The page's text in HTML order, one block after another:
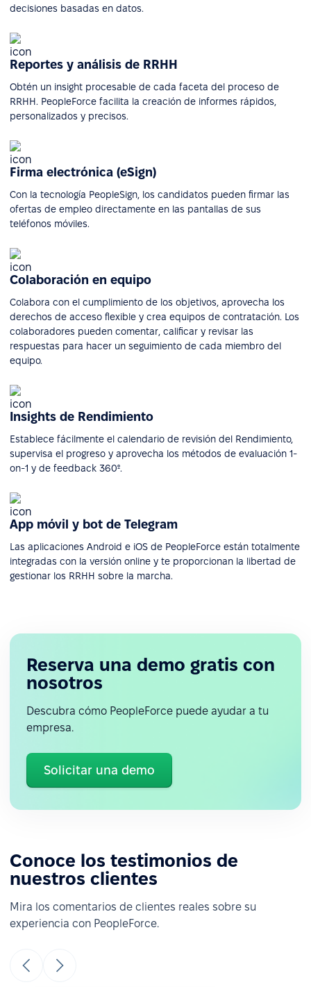
decisiones basadas en datos.
Reportes y análisis de RRHH
Obtén un insight procesable de cada faceta del proceso de
RRHH. PeopleForce facilita la creación de informes rápidos,
personalizados y precisos.
Firma electrónica (eSign)
Con la tecnología PeopleSign, los candidatos pueden firmar las
ofertas de empleo directamente en las pantallas de sus
teléfonos móviles.
Colaboración en equipo
Colabora con el cumplimiento de los objetivos, aprovecha los
derechos de acceso flexible y crea equipos de contratación. Los
colaboradores pueden comentar, calificar y revisar las
respuestas para hacer un seguimiento de cada miembro del
equipo.
Insights de Rendimiento
Establece fácilmente el calendario de revisión del Rendimiento,
supervisa el progreso y aprovecha los métodos de evaluación 1-
on-1 y de feedback 360º.
App móvil y bot de Telegram
Las aplicaciones Android e iOS de PeopleForce están totalmente
integradas con la versión online y te proporcionan la libertad de
gestionar los RRHH sobre la marcha.
Reserva una demo gratis con
nosotros
Descubra cómo PeopleForce puede ayudar a tu
empresa.
Solicitar una demo
Conoce los testimonios de
nuestros clientes
Mira los comentarios de clientes reales sobre su
experiencia con PeopleForce.